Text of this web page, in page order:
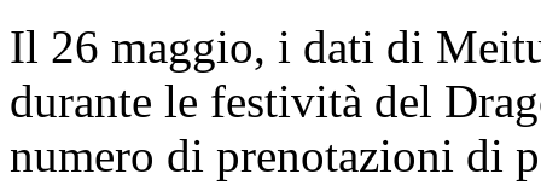
Il 26 maggio, i dati di
durante le festività del
numero di prenotazioni di